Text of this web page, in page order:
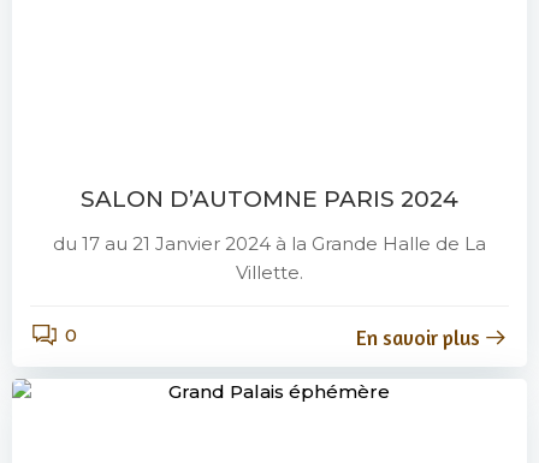
SALON D’AUTOMNE PARIS 2024
du 17 au 21 Janvier 2024 à la Grande Halle de La
Villette.
0 En savoir plus